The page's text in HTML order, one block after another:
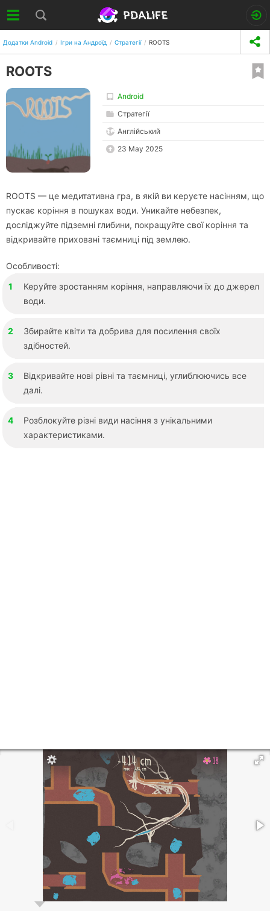
Додатки Android Ігри на Андроїд Стратегії ROOTS
ROOTS
Android
Стратегії
Англійський
23 May 2025
ROOTS — це медитативна гра, в якій ви керуєте насінням, що
пускає коріння в пошуках води. Уникайте небезпек,
досліджуйте підземні глибини, покращуйте свої коріння та
відкривайте приховані таємниці під землею.
Особливості:
Керуйте зростанням коріння, направляючи їх до джерел
води.
Збирайте квіти та добрива для посилення своїх
здібностей.
Відкривайте нові рівні та таємниці, углиблюючись все
далі.
Розблокуйте різні види насіння з унікальними
характеристиками.